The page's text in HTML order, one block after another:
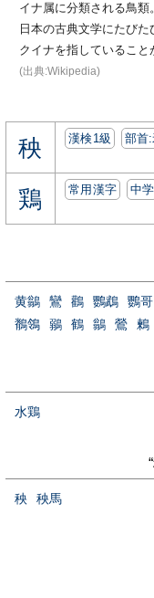
イナ属に分類される鳥類。
日本の古典文学にたび
クイナを指しているこ
(出典:Wikipedia)
秧 漢検1級 部首
鶏 常用漢字 中学
黄鶲 鸞 鸛 鸚鵡 鸚哥
鶺鴒
鶸 鶴 鶲 鶯 鶫
水鶏
秧 秧馬